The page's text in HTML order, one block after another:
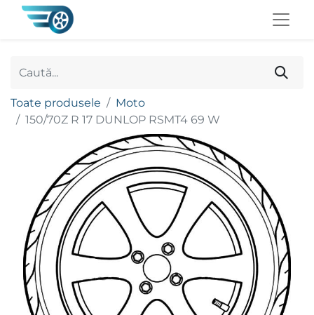
Toate produsele
Moto
150/70Z R 17 DUNLOP RSMT4 69 W